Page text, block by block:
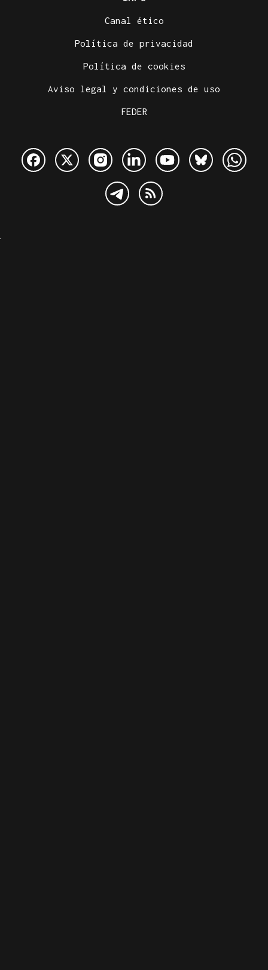
Canal ético
Política de privacidad
Política de cookies
Aviso legal y condiciones de uso
FEDER